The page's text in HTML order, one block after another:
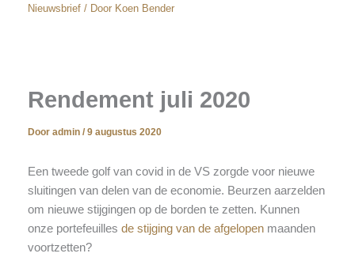
Nieuwsbrief/ Door Koen Bender
Rendement juli 2020
Door admin / 9 augustus 2020
Een tweede golf van covid in de VS zorgde voor nieuwe
sluitingen van delen van de economie. Beurzen aarzelden
om nieuwe stijgingen op de borden te zetten. Kunnen
onze portefeuilles de stijging van de afgelopenmaanden
voortzetten?